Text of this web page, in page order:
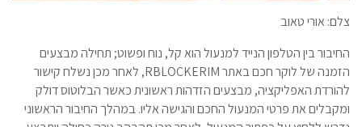
צלם: אורי טאוב
החיבור בין הטלפון הנייד למנעול הוא קל, נוח ופשוט; תחילה מבצעים
הזמנה של לוקר חכם באתר RBLOCKERIM, לאחר מכן נשלח קישור
להורדת האפליקציה, מבצעים הזדהות ראשונית כאשר הבלוטוס דולק
ומקבלים את פרטי המנעול החכם והגישה אליו. במהלך החיבור הראשוני